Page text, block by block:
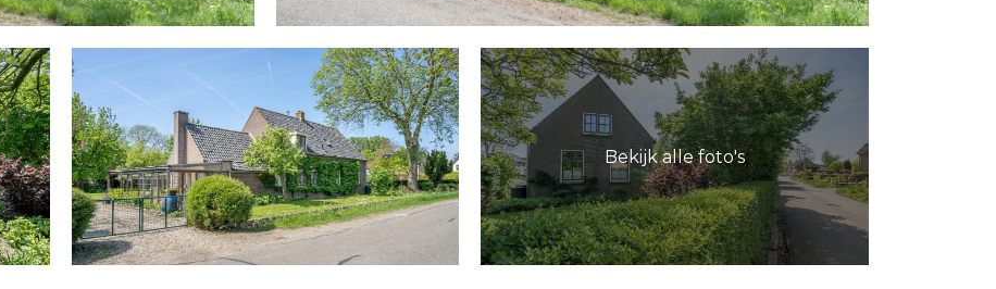
Bekijk alle foto's